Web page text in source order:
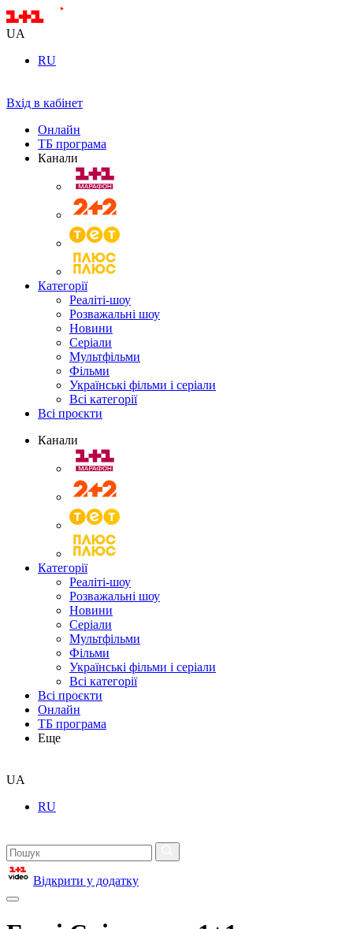
UA
RU
Вхід в кабінет
Онлайн
ТБ програма
Канали
Категорії
Реаліті-шоу
Розважальні шоу
Новини
Серіали
Мультфільми
Фільми
Українські фільми і серіали
Всі категорії
Всі проєкти
Канали
Категорії
Реаліті-шоу
Розважальні шоу
Новини
Серіали
Мультфільми
Фільми
Українські фільми і серіали
Всі категорії
Всі проєкти
Онлайн
ТБ програма
Еще
UA
RU
Відкрити у додатку